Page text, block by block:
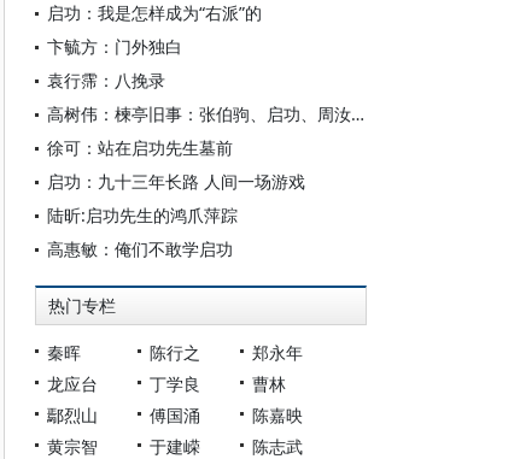
启功：我是怎样成为“右派”的
卞毓方：门外独白
袁行霈：八挽录
高树伟：楝亭旧事：张伯驹、启功、周汝昌与《楝亭图》
徐可：站在启功先生墓前
启功：九十三年长路 人间一场游戏
陆昕:启功先生的鸿爪萍踪
高惠敏：俺们不敢学启功
热门专栏
秦晖 陈行之
郑永年
龙应台
丁学良
曹林
鄢烈山
傅国涌
陈嘉映
黄宗智
于建嵘
陈志武